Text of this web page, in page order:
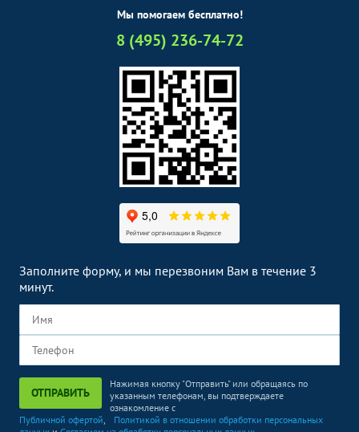
Мы помогаем бесплатно!
8 (495) 236-74-72
Заполните форму, и мы перезвоним Вам в течение 3
минут.
ОТПРАВИТЬ
Нажимая кнопку "Отправить" или обращаясь по
указанным телефонам, вы подтверждаете
ознакомление с
Публичной офертой,
Политикой в отношении обработки персональных